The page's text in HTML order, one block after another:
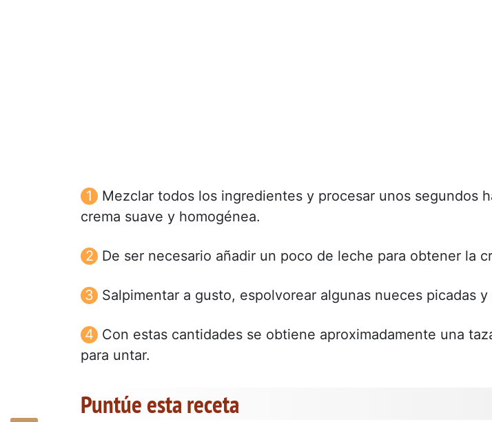
Mezclar todos los ingredientes y procesar unos segundos
crema suave y homogénea.
De ser necesario añadir un poco de leche para obtener la
Salpimentar a gusto, espolvorear algunas nueces picadas
Con estas cantidades se obtiene aproximadamente una
para untar.
Puntúe esta receta